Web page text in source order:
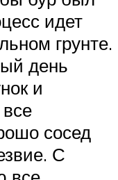
идет
грунте.
день
и
сосед
С